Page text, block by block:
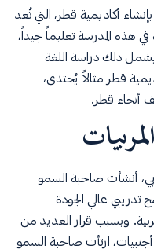
بدأت مشاريع صاحبة السمو عام 1995 بإنشاء أكاديمية قطر، التي تُعد
في هذه المدرسة تعليماً جيداً،
ذلك دراسة اللغة
قطر مثالاً يُحتذى،
أنحاء قطر.
أنشأت صاحبة السمو
تدريبي عالي الجودة
وبسبب قرار العديد من
ارتأت صاحبة السمو